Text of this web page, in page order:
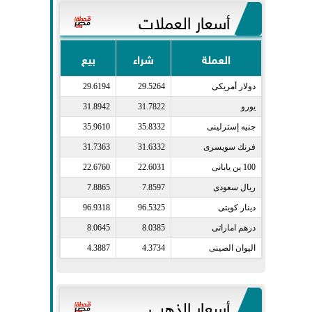
أسعار العملات
العملة شراء بيع
دولار أمريكى​ 29.5264
29.6194
يورو​ 31.7822
31.8942
جنيه إسترلينى​ 35.8332
35.9610
فرنك سويسرى​ 31.6332
31.7363
100 ين يابانى​ 22.6031
22.6760
ريال سعودى​ 7.8597
7.8865
دينار كويتى​ 96.5325
96.9318
درهم اماراتى​ 8.0385
8.0645
اليوان الصينى​ 4.3734
4.3887
أسعار الذهب